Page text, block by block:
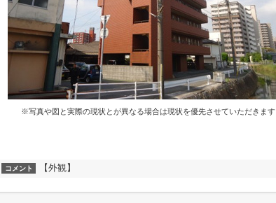
※写真や図と実際の現状とが異なる場合は現状を優先させていただきます
コメント 【外観】